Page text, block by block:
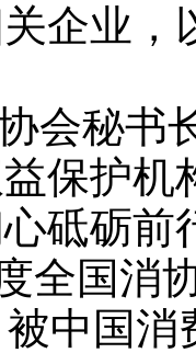
企业
会秘书
保护机
砥砺前
全国消
中国消